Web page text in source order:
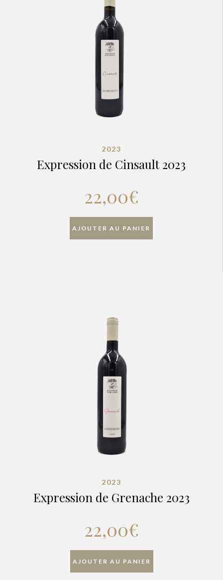
2023
Expression de Cinsault 2023
22,00€
AJOUTER AU PANIER
2023
Expression de Grenache 2023
22,00€
AJOUTER AU PANIER